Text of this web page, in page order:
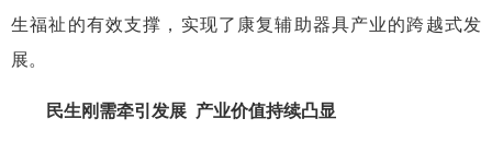
生福祉的有效支撑，实现了康复辅助器具产业的跨越式发
展。
民生刚需牵引发展 产业价值持续凸显